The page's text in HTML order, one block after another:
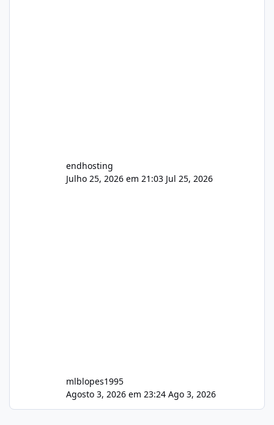
endhosting
Julho 25, 2026 em 21:03 Jul 25, 2026
mlblopes1995
Agosto 3, 2026 em 23:24 Ago 3, 2026